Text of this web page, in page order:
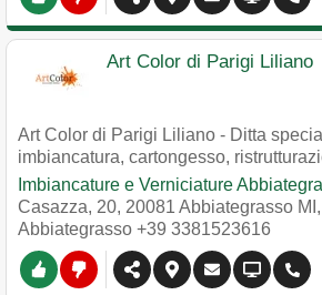
Art Color di Parigi Liliano
Art Color di Parigi Liliano - Ditta
imbiancatura, cartongesso,
Imbiancature e Verniciature
Casazza, 20, 20081 Abbiategrasso MI,
Abbiategrasso +39 3381523616